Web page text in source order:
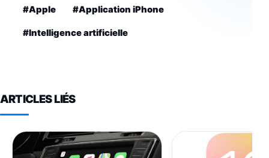
#Apple #Application iPhone
#Intelligence artificielle
ARTICLES LIÉS